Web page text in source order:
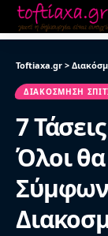
Toftiaxa.gr >
ΔΙΑΚΌΣΜΗΣΗ
7
Όλοι